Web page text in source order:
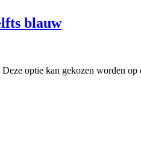
blauw
optie kan gekozen worden op